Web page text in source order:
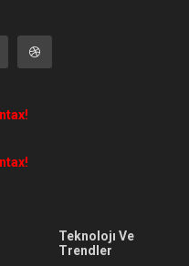
Teknolojı Ve
Trendler